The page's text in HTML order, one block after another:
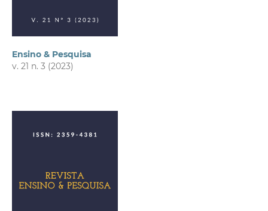
Ensino & Pesquisa
v. 21 n. 3 (2023)